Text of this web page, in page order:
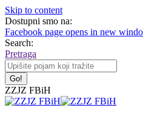
Skip to content
Dostupni smo na:
Facebook page opens in new
Search:
Pretraga
ZZJZ FBiH